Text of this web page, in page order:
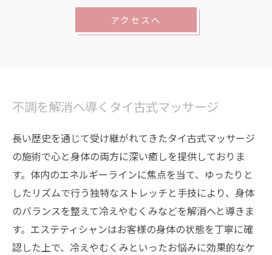
アクセスへ
不調を解消へ導くタイ古式マッサージ
長い歴史を通じて受け継がれてきたタイ古式マッサージ
の施術で心と身体の両方に深い癒しを提供しておりま
す。体内のエネルギーラインに焦点を当て、ゆったりと
したリズムで行う独特なストレッチと手技により、身体
のバランスを整えて冷えやむくみなどを解消へと導きま
す。エステティシャンはお客様の身体の状態を丁寧に確
認した上で、冷えやむくみといったお悩みに効果的なケ